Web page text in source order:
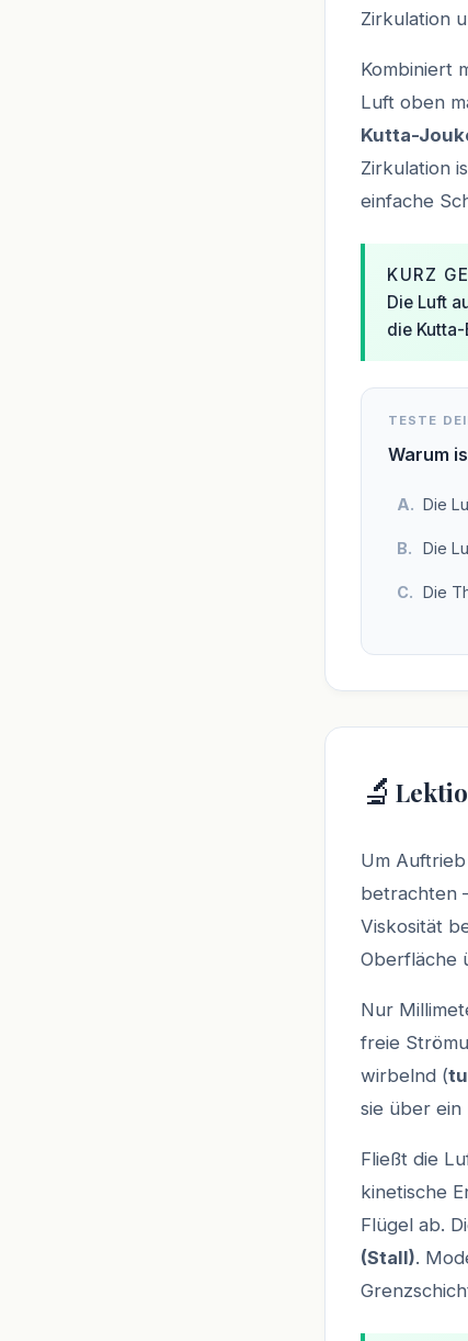
Zirkulation
Kombiniert
Luft oben
Kutta-
Zirkulation
einfache
KURZ
Die Luft
die
TESTE
Warum
Die
Die
Die
🔬
Um
betrachten
Viskosität
Oberfläche
Nur
freie
wirbelnd (
sie über ein
Fließt die
kinetische
Flügel ab.
(Stall).